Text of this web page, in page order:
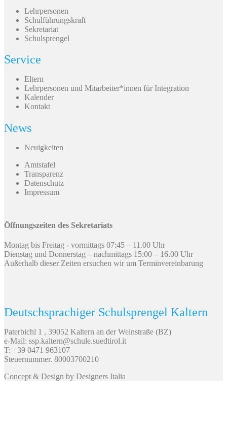
Lehrpersonen
Schulführungskraft
Sekretariat
Schulsprengel
Service
Eltern
Lehrpersonen und Mitarbeiter*innen für Integration
Kalender
Kontakt
News
Neuigkeiten
Amtstafel
Transparenz
Datenschutz
Impressum
Öffnungszeiten des Sekretariats
Montag bis Freitag - vormittags 07:45 – 11.00 Uhr
Dienstag und Donnerstag – nachmittags 15:00 – 16.00 Uhr
Außerhalb dieser Zeiten ersuchen wir um Terminvereinbarung
Deutschsprachiger Schulsprengel Kaltern
Paterbichl 1 , 39052 Kaltern an der Weinstraße (BZ)
e-Mail: ssp.kaltern@schule.suedtirol.it
T: +39 0471 963107
Steuernummer. 80003700210
Concept & Design by Designers Italia